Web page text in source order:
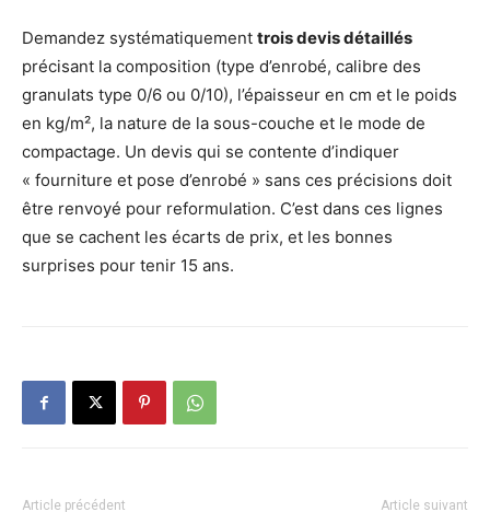
Demandez systématiquement trois devis détaillés
précisant la composition (type d’enrobé, calibre des
granulats type 0/6 ou 0/10), l’épaisseur en cm et le poids
en kg/m², la nature de la sous-couche et le mode de
compactage. Un devis qui se contente d’indiquer
« fourniture et pose d’enrobé » sans ces précisions doit
être renvoyé pour reformulation. C’est dans ces lignes
que se cachent les écarts de prix, et les bonnes
surprises pour tenir 15 ans.
Article précédent Article suivant